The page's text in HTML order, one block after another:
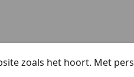
zoals het hoort. Met